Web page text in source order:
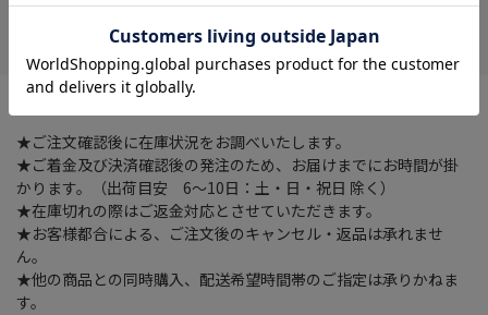
在庫がありません
火災の煙を探知しお知らせします
★ご注文確認後に在庫状況をお調べいたします。
★ご着金及び決済確認後の発注のため、お届けまでにお時間が掛
かります。（出荷目安 6～10日：土・日・祝日 除く）
★在庫切れの際はご返金対応とさせていただきます。
★お客様都合による、ご注文後のキャンセル・返品は承れませ
ん。
★他の商品との同時購入、配送希望時間帯のご指定は承りかねま
す。